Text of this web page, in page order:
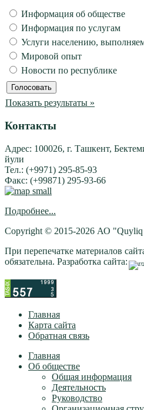
Информация об обществе
Информация по услугам
Услуги населению,
Мировой опыт
Новости по республике
Показать результаты »
Контакты
Адрес: 100026, г. Ташкент,
йули
Тел.: (+9971) 295-85-93
Факс: (+99871) 295-93-66
Подробнее...
Copyright © 2015-2026 АО "Quyliq
При перепечатке материалов
обязательна. Разработка сайта:
Главная
Карта сайта
Обратная связь
Главная
Об обществе
Общая информация
Деятельность
Руководство